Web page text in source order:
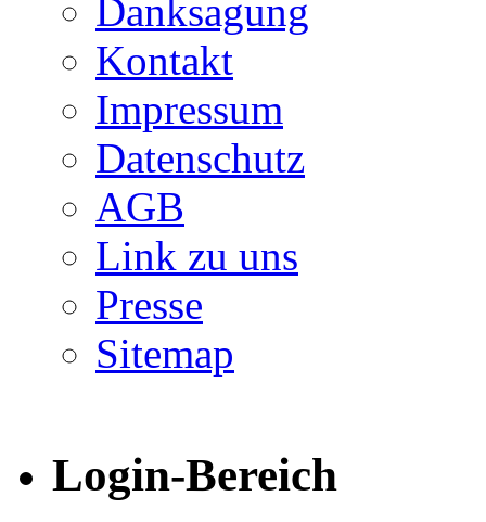
Danksagung
Kontakt
Impressum
Datenschutz
AGB
Link zu uns
Presse
Sitemap
Login-Bereich